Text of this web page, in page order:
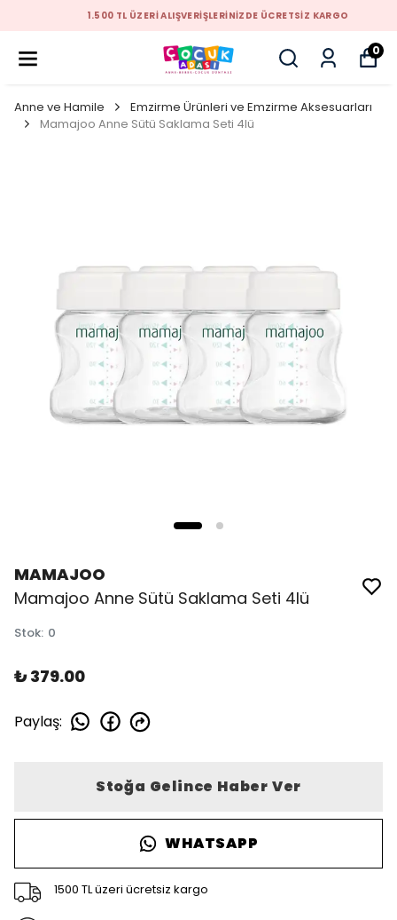
1.500 TL ÜZERİ ALIŞVERİŞLERİNİZDE ÜCRETSİZ KARGO
0
Anne ve Hamile
Emzirme Ürünleri ve Emzirme Aksesuarları
Mamajoo Anne Sütü Saklama Seti 4lü
MAMAJOO
Mamajoo Anne Sütü Saklama Seti 4lü
Stok: 0
₺ 379.00
Paylaş:
Stoğa Gelince Haber Ver
WHATSAPP
1500 TL üzeri ücretsiz kargo